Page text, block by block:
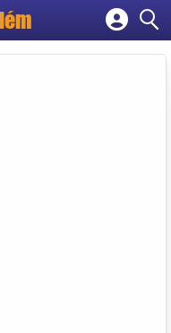
empresa